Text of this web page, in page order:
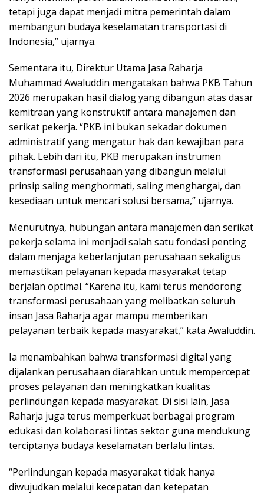
tetapi juga dapat menjadi mitra pemerintah dalam
membangun budaya keselamatan transportasi di
Indonesia,” ujarnya.
Sementara itu, Direktur Utama Jasa Raharja
Muhammad Awaluddin mengatakan bahwa PKB Tahun
2026 merupakan hasil dialog yang dibangun atas dasar
kemitraan yang konstruktif antara manajemen dan
serikat pekerja. “PKB ini bukan sekadar dokumen
administratif yang mengatur hak dan kewajiban para
pihak. Lebih dari itu, PKB merupakan instrumen
transformasi perusahaan yang dibangun melalui
prinsip saling menghormati, saling menghargai, dan
kesediaan untuk mencari solusi bersama,” ujarnya.
Menurutnya, hubungan antara manajemen dan serikat
pekerja selama ini menjadi salah satu fondasi penting
dalam menjaga keberlanjutan perusahaan sekaligus
memastikan pelayanan kepada masyarakat tetap
berjalan optimal. “Karena itu, kami terus mendorong
transformasi perusahaan yang melibatkan seluruh
insan Jasa Raharja agar mampu memberikan
pelayanan terbaik kepada masyarakat,” kata Awaluddin.
Ia menambahkan bahwa transformasi digital yang
dijalankan perusahaan diarahkan untuk mempercepat
proses pelayanan dan meningkatkan kualitas
perlindungan kepada masyarakat. Di sisi lain, Jasa
Raharja juga terus memperkuat berbagai program
edukasi dan kolaborasi lintas sektor guna mendukung
terciptanya budaya keselamatan berlalu lintas.
“Perlindungan kepada masyarakat tidak hanya
diwujudkan melalui kecepatan dan ketepatan